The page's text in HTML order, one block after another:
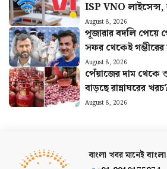
ISP VNO লাইসেন্স,
সার্ভিস?
August 8, 2026
পূজারার বদলি পেয়ে
সফর থেকেই
August 8, 2026
পেঁয়াজের দাম
বাড়ছে রান্নাঘরের
পরিসংখ্যান
August 8, 2026
বাংলা খবর মানেই